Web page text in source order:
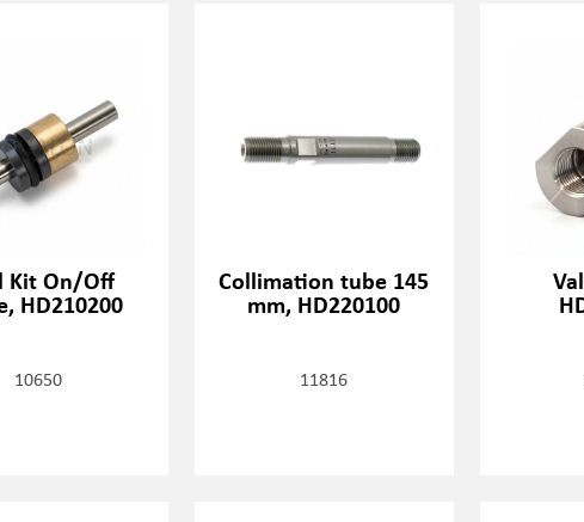
Kit On/Off
HD210200
10650
Collimation tube 145
mm, HD220100
11816